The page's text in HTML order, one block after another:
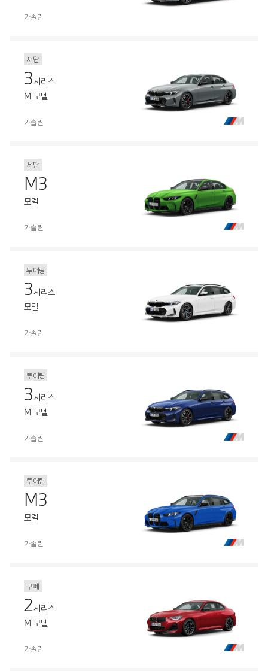
가솔린
세단
3시리즈
M 모델
가솔린
세단
M3
모델
가솔린
투어링
3시리즈
모델
가솔린
투어링
3시리즈
M 모델
가솔린
투어링
M3
모델
가솔린
쿠페
2시리즈
M 모델
가솔린